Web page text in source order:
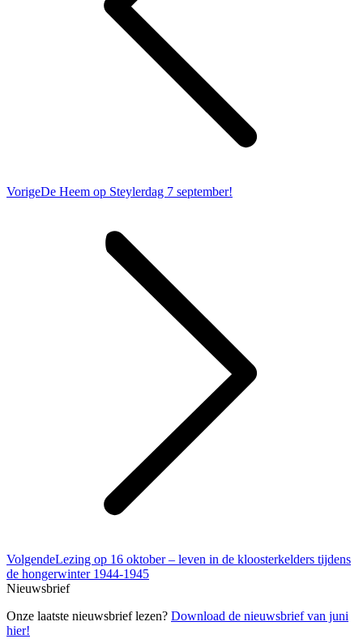
VorigeVorig
De Heem op Steylerdag 7 september!
VolgendeVolgend
bericht
Lezing op 16 oktober – leven in de kloosterkelders tijdens
de hongerwinter 1944-1945
Nieuwsbrief
Onze laatste nieuwsbrief lezen? Download de nieuwsbrief van juni
hier!